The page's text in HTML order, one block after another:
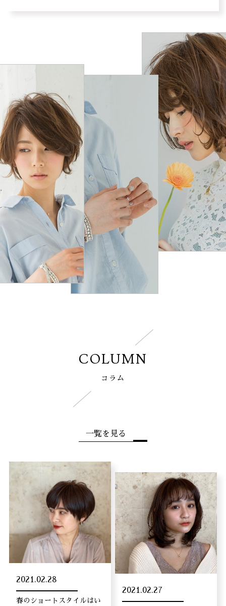
COLUMN
コラム
一覧を見る
2021.02.28
春のショートスタイルはい
2021.02.27